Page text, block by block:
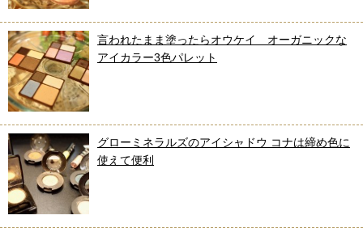
言われたまま塗ったらオウケイ オーガニックな
アイカラー3色パレット
グローミネラルズのアイシャドウ コナは締め色に
使えて便利